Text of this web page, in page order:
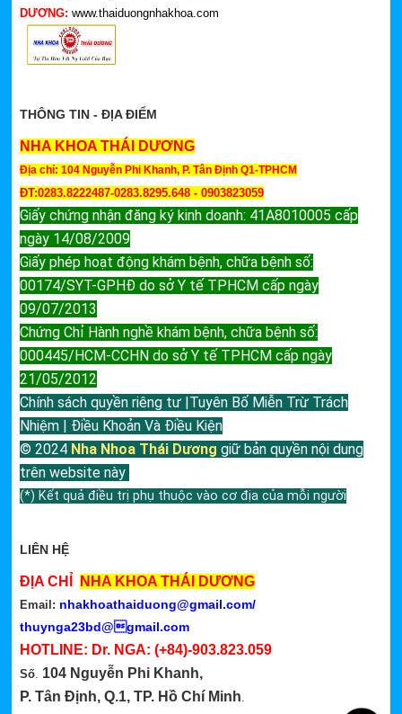
DƯƠNG: www.thaiduongnhakhoa.com
THÔNG TIN - ĐỊA ĐIỂM
NHA KHOA THÁI DƯƠNG
Địa chỉ: 104 Nguyễn Phi Khanh, P. Tân Định Q1-TPHCM
ĐT:0283.8222487-0283.8295.648 - 0903823059
Giấy chứng nhận đăng ký kinh doanh: 41A8010005 cấp
ngày 14/08/2009
Giấy phép hoạt động khám bệnh, chữa bệnh số:
00174/SYT-GPHĐ do sở Y tế TPHCM cấp ngày
09/07/2013
Chứng Chỉ Hành nghề khám bệnh, chữa bệnh số:
000445/HCM-CCHN do sở Y tế TPHCM cấp ngày
21/05/2012
Chính sách quyền riêng tư |Tuyên Bố Miễn Trừ Trách
Nhiệm | Điều Khoản Và Điều Kiện
© 2024 Nha Nhoa Thái Dương giữ bản quyền nội dung
trên website này
(*) Kết quả điều trị phụ thuộc vào cơ địa của mỗi người
LIÊN HỆ
ĐỊA CHỈ NHA KHOA THÁI DƯƠNG
Email: nhakhoathaiduong@gmail.com/
thuynga23bd@gmail.com
HOTLINE: Dr. NGA: (+84)-903.823.059
Số. 104 Nguyễn Phi Khanh,
P. Tân Định, Q.1, TP. Hồ Chí Minh